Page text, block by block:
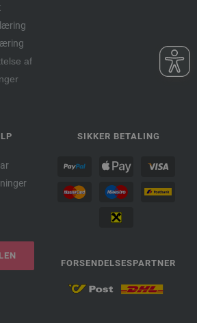
af
SIKKER BETALING
FORSENDELSESPARTNER